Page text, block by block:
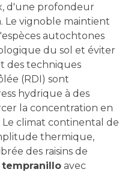
d'une profondeur
Le vignoble maintient
autochtones
du sol et éviter
des techniques
(RDI) sont
hydrique à des
la concentration en
climat continental de
thermique,
des raisins de
tempranillo avec